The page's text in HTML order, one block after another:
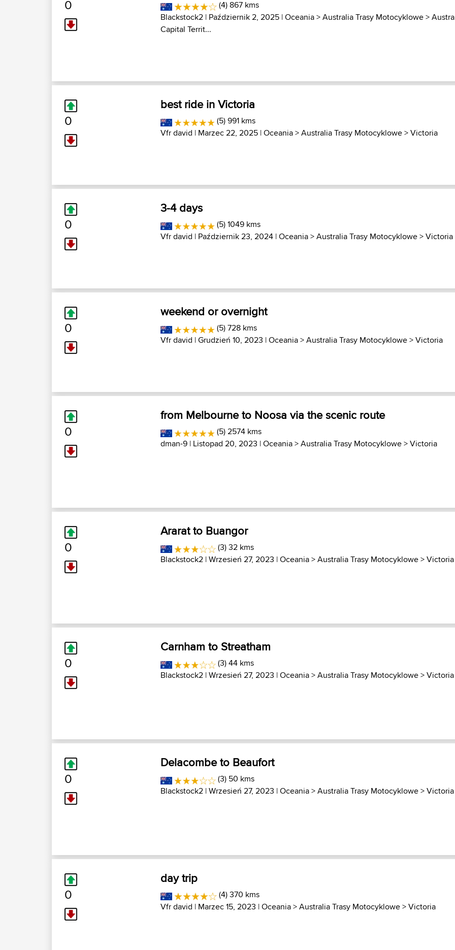
0
(4) 867 kms
Blackstock2 | Październik 2, 2025 |Oceania>Australia Trasy Motocyklowe>
Capital Territ...
0
best ride in Victoria
(5) 991 kms
Vfr david | Marzec 22, 2025 |Oceania>Australia Trasy Motocyklowe>Victoria
0
3-4 days
(5) 1049 kms
Vfr david | Październik 23, 2024 |Oceania>Australia Trasy Motocyklowe>Victoria
0
weekend or overnight
(5) 728 kms
Vfr david | Grudzień 10, 2023 |Oceania>Australia Trasy Motocyklowe>Victoria
0
from Melbourne to Noosa via the scenic route
(5) 2574 kms
dman-9 | Listopad 20, 2023 |Oceania>Australia Trasy Motocyklowe>Victoria
0
Ararat to Buangor
(3) 32 kms
Blackstock2 | Wrzesień 27, 2023 |Oceania>Australia Trasy Motocyklowe>Victoria
0
Carnham to Streatham
(3) 44 kms
Blackstock2 | Wrzesień 27, 2023 |Oceania>Australia Trasy Motocyklowe>Victoria
0
Delacombe to Beaufort
(3) 50 kms
Blackstock2 | Wrzesień 27, 2023 |Oceania>Australia Trasy Motocyklowe>Victoria
0
day trip
(4) 370 kms
Vfr david | Marzec 15, 2023 |Oceania>Australia Trasy Motocyklowe>Victoria